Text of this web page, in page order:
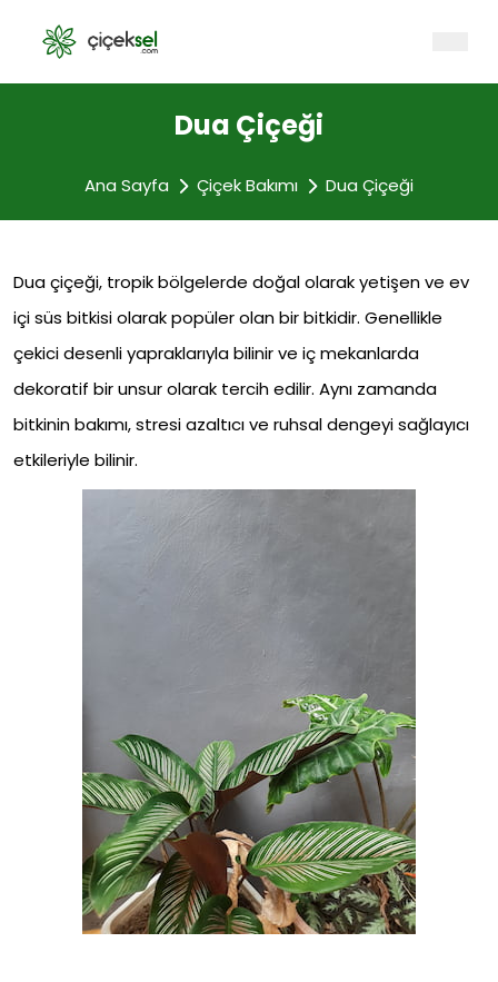
Dua Çiçeği
Ana Sayfa Çiçek Bakımı Dua Çiçeği
Dua çiçeği, tropik bölgelerde doğal olarak yetişen ve ev
içi süs bitkisi olarak popüler olan bir bitkidir. Genellikle
çekici desenli yapraklarıyla bilinir ve iç mekanlarda
dekoratif bir unsur olarak tercih edilir. Aynı zamanda
bitkinin bakımı, stresi azaltıcı ve ruhsal dengeyi sağlayıcı
etkileriyle bilinir.